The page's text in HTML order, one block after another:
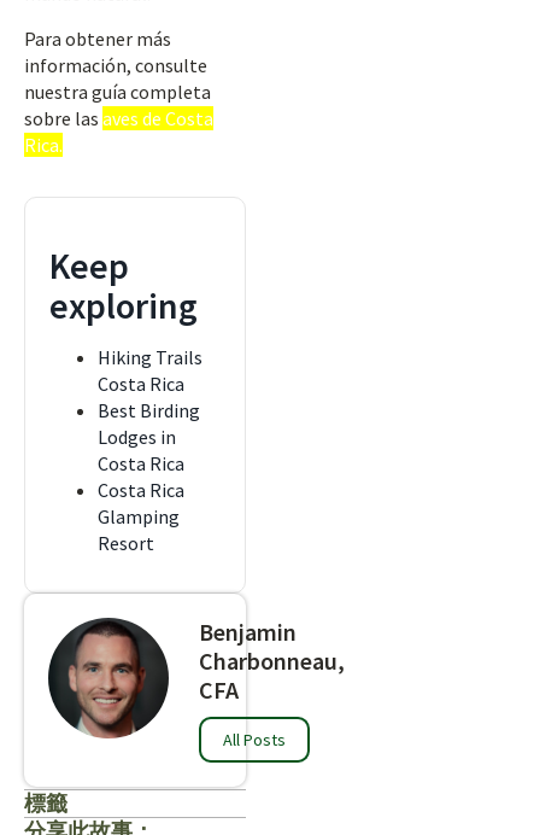
Para obtener más
información, consulte
nuestra guía completa
sobre las aves de Costa
Rica.
Keep
exploring
Hiking Trails
Costa Rica
Best Birding
Lodges in
Costa Rica
Costa Rica
Glamping
Resort
Benjamin
Charbonneau,
CFA
All Posts
標籤